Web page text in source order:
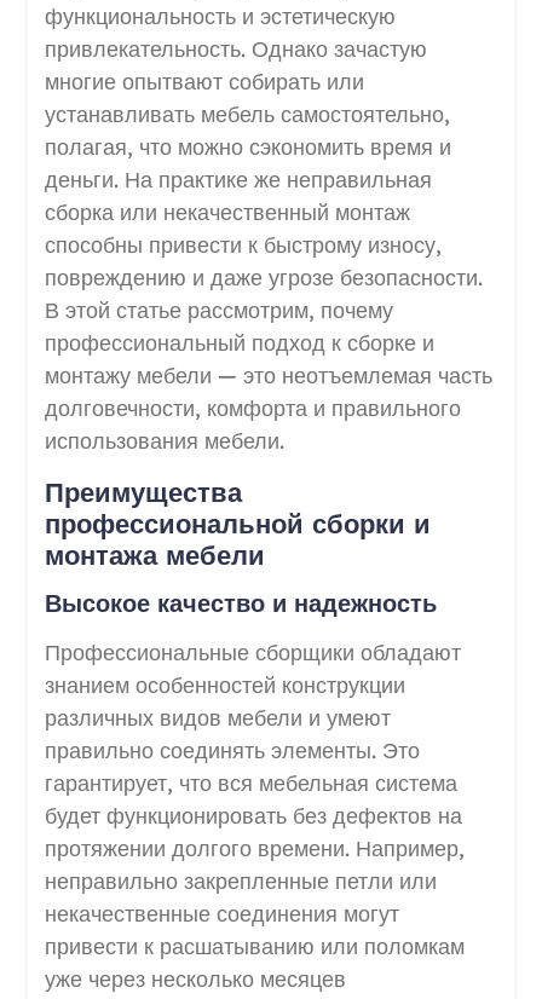
функциональность и эстетическую
привлекательность. Однако зачастую
многие опытвают собирать или
устанавливать мебель самостоятельно,
полагая, что можно сэкономить время и
деньги. На практике же неправильная
сборка или некачественный монтаж
способны привести к быстрому износу,
повреждению и даже угрозе безопасности.
В этой статье рассмотрим, почему
профессиональный подход к сборке и
монтажу мебели — это неотъемлемая часть
долговечности, комфорта и правильного
использования мебели.
Преимущества
профессиональной сборки и
монтажа мебели
Высокое качество и надежность
Профессиональные сборщики обладают
знанием особенностей конструкции
различных видов мебели и умеют
правильно соединять элементы. Это
гарантирует, что вся мебельная система
будет функционировать без дефектов на
протяжении долгого времени. Например,
неправильно закрепленные петли или
некачественные соединения могут
привести к расшатыванию или поломкам
уже через несколько месяцев